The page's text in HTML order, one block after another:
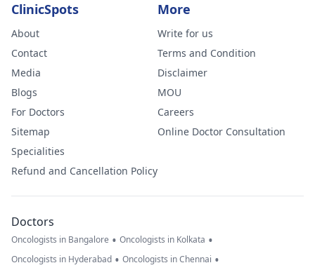
ClinicSpots
About
Contact
Media
Blogs
For Doctors
Sitemap
Specialities
Refund and Cancellation Policy
More
Write for us
Terms and Condition
Disclaimer
MOU
Careers
Online Doctor Consultation
Doctors
Oncologists in Bangalore • Oncologists in Kolkata •
Oncologists in Hyderabad • Oncologists in Chennai •